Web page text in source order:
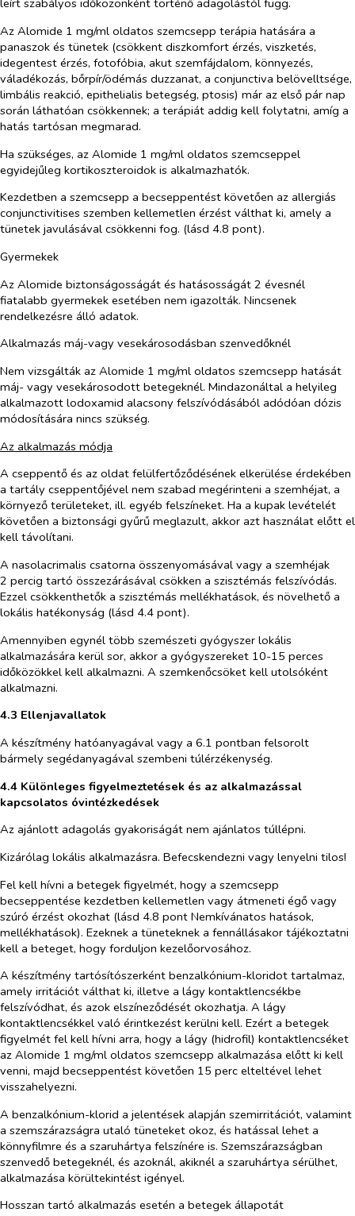
leírt szabályos időközönként történő adagolástól függ.
Az Alomide 1 mg/ml oldatos szemcsepp terápia hatására a
panaszok és tünetek (csökkent diszkomfort érzés, viszketés,
idegentest érzés, fotofóbia, akut szemfájdalom, könnyezés,
váladékozás, bőrpír/ödémás duzzanat, a conjunctiva belövelltsége,
limbális reakció, epithelialis betegség, ptosis) már az első pár nap
során láthatóan csökkennek; a terápiát addig kell folytatni, amíg a
hatás tartósan megmarad.
Ha szükséges, az Alomide 1 mg/ml oldatos szemcseppel
egyidejűleg kortikoszteroidok is alkalmazhatók.
Kezdetben a szemcsepp a becseppentést követően az allergiás
conjunctivitises szemben kellemetlen érzést válthat ki, amely a
tünetek javulásával csökkenni fog. (lásd 4.8 pont).
Gyermekek
Az Alomide biztonságosságát és hatásosságát 2 évesnél
fiatalabb gyermekek esetében nem igazolták. Nincsenek
rendelkezésre álló adatok.
Alkalmazás máj-vagy vesekárosodásban szenvedőknél
Nem vizsgálták az Alomide 1 mg/ml oldatos szemcsepp hatását
máj- vagy vesekárosodott betegeknél. Mindazonáltal a helyileg
alkalmazott lodoxamid alacsony felszívódásából adódóan dózis
módosítására nincs szükség.
Az alkalmazás módja
A cseppentő és az oldat felülfertőződésének elkerülése érdekében
a tartály cseppentőjével nem szabad megérinteni a szemhéjat, a
környező területeket, ill. egyéb felszíneket. Ha a kupak levételét
követően a biztonsági gyűrű meglazult, akkor azt használat előtt el
kell távolítani.
A nasolacrimalis csatorna összenyomásával vagy a szemhéjak
2 percig tartó összezárásával csökken a szisztémás felszívódás.
Ezzel csökkenthetők a szisztémás mellékhatások, és növelhető a
lokális hatékonyság (lásd 4.4 pont).
Amennyiben egynél több szemészeti gyógyszer lokális
alkalmazására kerül sor, akkor a gyógyszereket 10-15 perces
időközökkel kell alkalmazni. A szemkenőcsöket kell utolsóként
alkalmazni.
4.3 Ellenjavallatok
A készítmény hatóanyagával vagy a 6.1 pontban felsorolt
bármely segédanyagával szembeni túlérzékenység.
4.4 Különleges figyelmeztetések és az alkalmazással
kapcsolatos óvintézkedések
Az ajánlott adagolás gyakoriságát nem ajánlatos túllépni.
Kizárólag lokális alkalmazásra. Befecskendezni vagy lenyelni tilos!
Fel kell hívni a betegek figyelmét, hogy a szemcsepp
becseppentése kezdetben kellemetlen vagy átmeneti égő vagy
szúró érzést okozhat (lásd 4.8 pont Nemkívánatos hatások,
mellékhatások). Ezeknek a tüneteknek a fennállásakor tájékoztatni
kell a beteget, hogy forduljon kezelőorvosához.
A készítmény tartósítószerként benzalkónium-kloridot tartalmaz,
amely irritációt válthat ki, illetve a lágy kontaktlencsékbe
felszívódhat, és azok elszíneződését okozhatja. A lágy
kontaktlencsékkel való érintkezést kerülni kell. Ezért a betegek
figyelmét fel kell hívni arra, hogy a lágy (hidrofil) kontaktlencséket
az Alomide 1 mg/ml oldatos szemcsepp alkalmazása előtt ki kell
venni, majd becseppentést követően 15 perc elteltével lehet
visszahelyezni.
A benzalkónium-klorid a jelentések alapján szemirritációt, valamint
a szemszárazságra utaló tüneteket okoz, és hatással lehet a
könnyfilmre és a szaruhártya felszínére is. Szemszárazságban
szenvedő betegeknél, és azoknál, akiknél a szaruhártya sérülhet,
alkalmazása körültekintést igényel.
Hosszan tartó alkalmazás esetén a betegek állapotát